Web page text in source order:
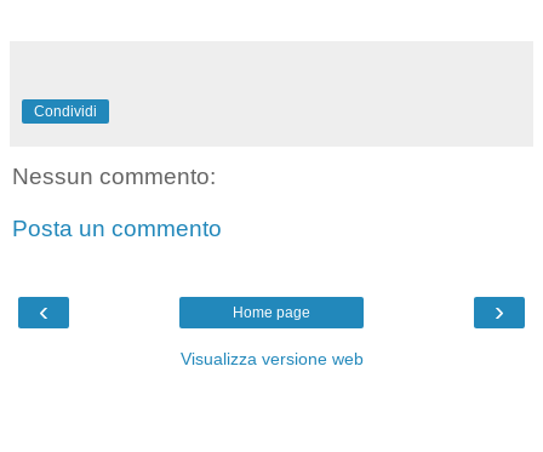
Condividi
Nessun commento:
Posta un commento
‹ ›
Home page
Visualizza versione web